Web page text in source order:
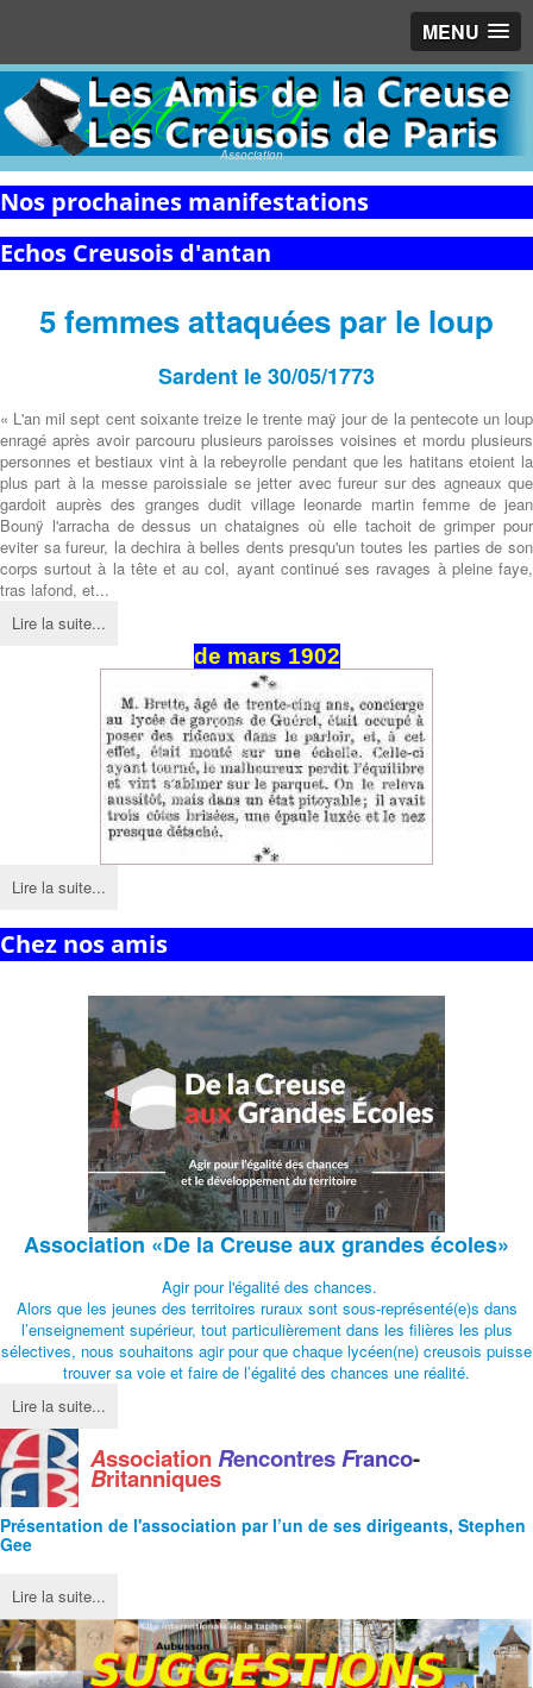
MENU
Association
Nos prochaines manifestations
Echos Creusois d'antan
5 femmes attaquées par le loup
Sardent le 30/05/1773
« L'an mil sept cent soixante treize le trente maÿ jour de la pentecote un loup
enragé après avoir parcouru plusieurs paroisses voisines et mordu plusieurs
personnes et bestiaux vint à la rebeyrolle pendant que les hatitans etoient la
plus part à la messe paroissiale se jetter avec fureur sur des agneaux que
gardoit auprès des granges dudit village leonarde martin femme de jean
Bounÿ l'arracha de dessus un chataignes où elle tachoit de grimper pour
eviter sa fureur, la dechira à belles dents presqu'un toutes les parties de son
corps surtout à la tête et au col, ayant continué ses ravages à pleine faye,
tras lafond, et...
Lire la suite...
de mars 1902
Lire la suite...
Chez nos amis
Association «De la Creuse aux grandes écoles»
Agir pour l'égalité des chances.
Alors que les jeunes des territoires ruraux sont sous-représenté(e)s dans
l’enseignement supérieur, tout particulièrement dans les filières les plus
sélectives, nous souhaitons agir pour que chaque lycéen(ne) creusois puisse
trouver sa voie et faire de l’égalité des chances une réalité.
Lire la suite...
AssociationRencontresFranco-
Britanniques
Présentation de l'association par l’un de ses dirigeants, Stephen
Gee
Lire la suite...